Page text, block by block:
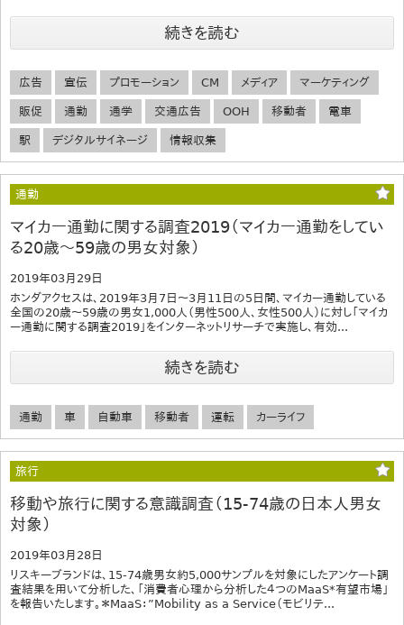
続きを読む
広告 宣伝 プロモーション CM メディア マーケティング
販促 通勤 通学 交通広告 OOH 移動者 電車
駅 デジタルサイネージ 情報収集
通勤
マイカー通勤に関する調査2019（マイカー通勤をしてい
る20歳～59歳の男女対象）
2019年03月29日
ホンダアクセスは、2019年3月7日～3月11日の5日間、マイカー通勤している
全国の20歳～59歳の男女1,000人（男性500人、女性500人）に対し「マイカ
ー通勤に関する調査2019」をインターネットリサーチで実施し、有効...
続きを読む
通勤 車 自動車 移動者 運転 カーライフ
旅行
移動や旅行に関する意識調査（15-74歳の日本人男女
対象）
2019年03月28日
リスキーブランドは、15-74歳男女約5,000サンプルを対象にしたアンケート調
査結果を用いて分析した、「消費者心理から分析した４つのMaaS*有望市場」
を報告いたします。＊MaaS：”Mobility as a Service（モビリテ...